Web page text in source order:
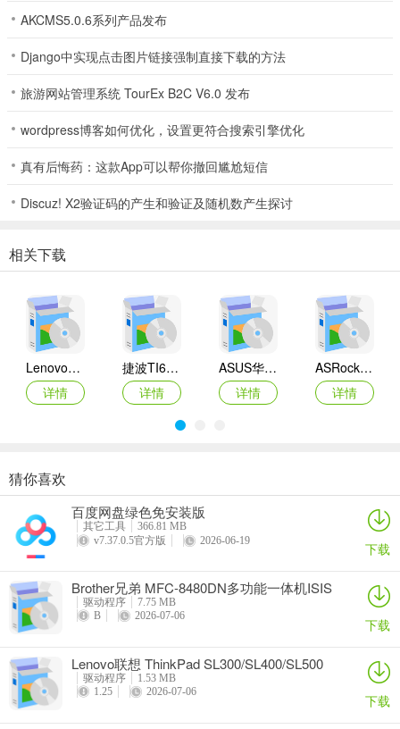
AKCMS5.0.6系列产品发布
Django中实现点击图片链接强制直接下载的方法
旅游网站管理系统 TourEx B2C V6.0 发布
wordpress博客如何优化，设置更符合搜索引擎优化
真有后悔药：这款App可以帮你撤回尴尬短信
Discuz! X2验证码的产生和验证及随机数产生探讨
相关下载
Lenovo联想 Ideapad Z465/Z565系列笔记本 声卡驱动
详情
捷波TI61AG-A主板BIOS
详情
ASUS华硕F1A55-M LX3 R2.0主板BIOS
详情
ASRock华擎IMB-A160主板BIOS
详情
奥睿科PAS3062-2E/PAS3062-2S/PAS3064-2S2E系列扩展卡驱动
详情
Canon佳能 PowerShot A310 WIA驱动
详情
AMD Mobility Radeon HD 2000/HD 3000/HD 4000/HD 5000系列移动显卡催化剂驱动
映泰Hi-Fi H77S 5.x主板BIOS
猜你喜欢
百度网盘绿色免安装版
其它工具
366.81 MB
v7.37.0.5官方版
2026-06-19 下载
Brother兄弟 MFC-8480DN多功能一体机ISIS
驱动
驱动程序
7.75 MB
B
2026-07-06 下载
Lenovo联想 ThinkPad SL300/SL400/SL500
笔记本BIOS
驱动程序
1.53 MB
1.25
2026-07-06 下载